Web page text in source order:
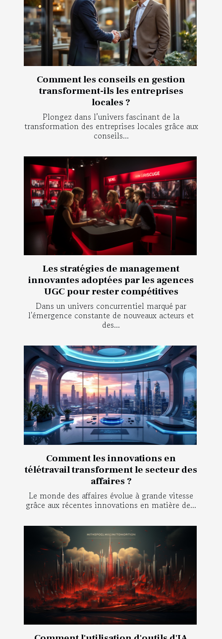
Comment les conseils en gestion
transforment-ils les entreprises
locales ?
Plongez dans l’univers fascinant de la
transformation des entreprises locales grâce aux
conseils...
Les stratégies de management
innovantes adoptées par les agences
UGC pour rester compétitives
Dans un univers concurrentiel marqué par
l'émergence constante de nouveaux acteurs et
des...
Comment les innovations en
télétravail transforment le secteur des
affaires ?
Le monde des affaires évolue à grande vitesse
grâce aux récentes innovations en matière de...